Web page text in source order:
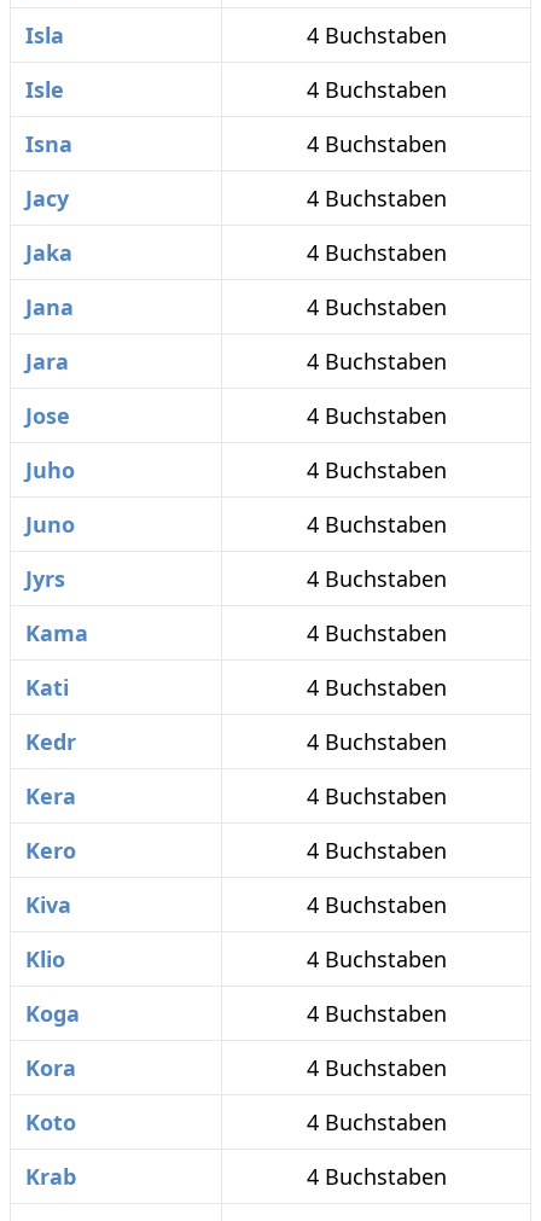
Isla
4 Buchstaben
Isle
4 Buchstaben
Isna
4 Buchstaben
Jacy
4 Buchstaben
Jaka
4 Buchstaben
Jana
4 Buchstaben
Jara
4 Buchstaben
Jose
4 Buchstaben
Juho
4 Buchstaben
Juno
4 Buchstaben
Jyrs
4 Buchstaben
Kama
4 Buchstaben
Kati
4 Buchstaben
Kedr
4 Buchstaben
Kera
4 Buchstaben
Kero
4 Buchstaben
Kiva
4 Buchstaben
Klio
4 Buchstaben
Koga
4 Buchstaben
Kora
4 Buchstaben
Koto
4 Buchstaben
Krab
4 Buchstaben